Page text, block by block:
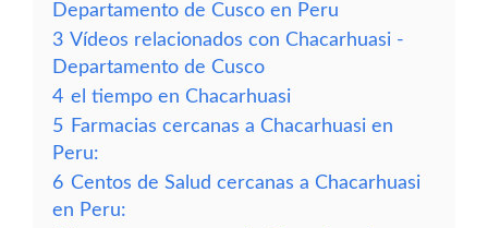
Departamento de Cusco en Peru
3 Vídeos relacionados con Chacarhuasi -
Departamento de Cusco
4 el tiempo en Chacarhuasi
5 Farmacias cercanas a Chacarhuasi en
Peru:
6 Centos de Salud cercanas a Chacarhuasi
en Peru: